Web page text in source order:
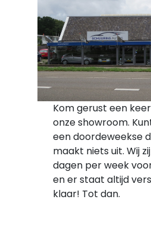
Kom gerust een
onze showroom.
een doordeweekse
maakt niets uit. Wij
dagen per week
en er staat altijd
klaar! Tot dan.